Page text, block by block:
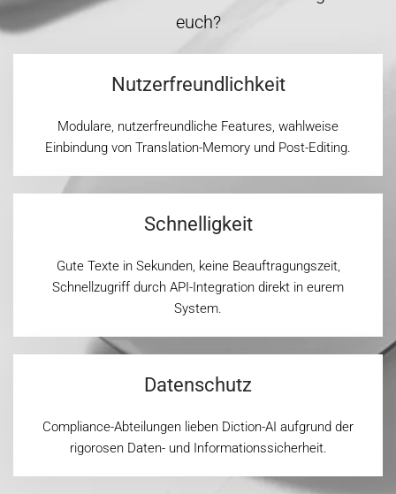
euch?
Nutzerfreundlichkeit
Modulare, nutzerfreundliche Features, wahlweise
Einbindung von Translation-Memory und Post-Editing.
Schnelligkeit
Gute Texte in Sekunden, keine Beauftragungszeit,
Schnellzugriff durch API-Integration direkt in eurem
System.
Datenschutz
Compliance-Abteilungen lieben Diction-AI aufgrund der
rigorosen Daten- und Informationssicherheit.